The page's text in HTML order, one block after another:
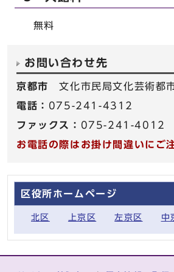
無料
お問い合わせ先
京都市文化市民局文化芸術都
電話： 075-241-4312
ファックス： 075-241-4012
お電話の際はお掛け間違いにご
区役所ホームページ
北区 上京区 左京区 中